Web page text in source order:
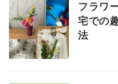
参考リンク集
フラワ
宅での
法